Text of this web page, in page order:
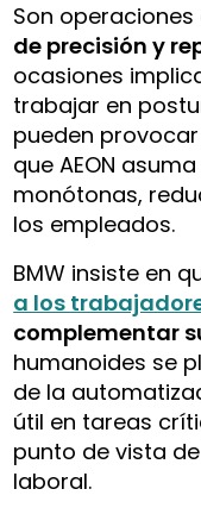
Son operaciones
de precisión y
ocasiones
trabajar en
pueden
que AEON
monótonas,
los empleados.
BMW insiste en
a los
complementar
humanoides se
de la
útil en tareas
punto de vista
laboral.